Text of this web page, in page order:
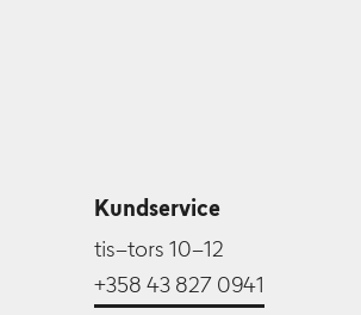
Kundservice
tis–tors 10–12
+358 43 827 0941